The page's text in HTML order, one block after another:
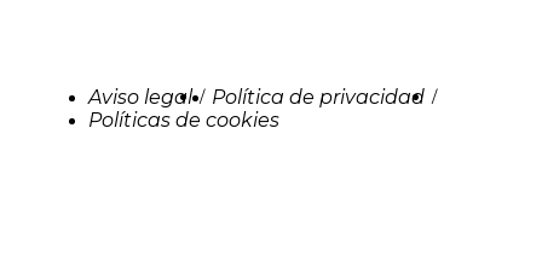
Aviso legal / Política de privacidad /
Políticas de cookies